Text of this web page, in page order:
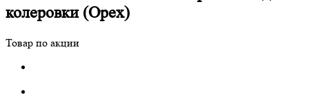
колеровки (Орех)
Товар по акции